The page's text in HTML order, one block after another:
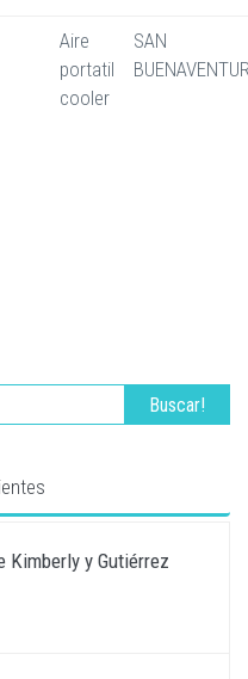
Aire
portatil
cooler
SAN
Buscar!
Kimberly y Gutiérrez